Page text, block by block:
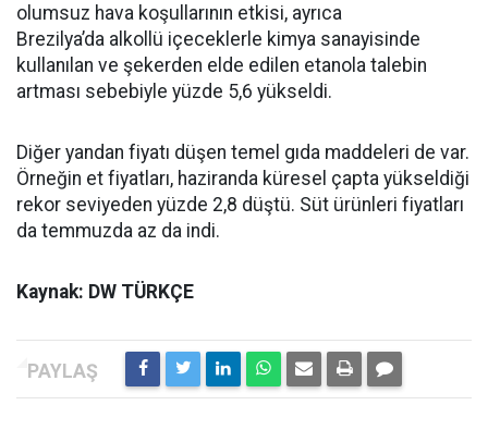
olumsuz hava koşullarının etkisi, ayrıca
Brezilya’da alkollü içeceklerle kimya sanayisinde
kullanılan ve şekerden elde edilen etanola talebin
artması sebebiyle yüzde 5,6 yükseldi.
Diğer yandan fiyatı düşen temel gıda maddeleri de var.
Örneğin et fiyatları, haziranda küresel çapta yükseldiği
rekor seviyeden yüzde 2,8 düştü. Süt ürünleri fiyatları
da temmuzda az da indi.
Kaynak: DW TÜRKÇE